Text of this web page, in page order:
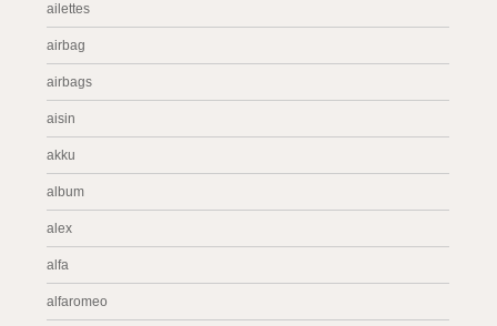
ailettes
airbag
airbags
aisin
akku
album
alex
alfa
alfaromeo